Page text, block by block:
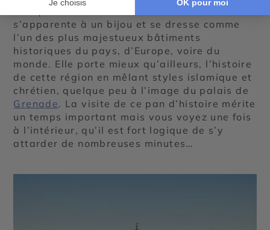
mosquée-cathédrale de la ville tant elle
s’apparente à un bijou et se dresse comme
l’un des plus majestueux bâtiments
historiques du pays, d’Europe, voire du
monde. Elle porte mieux qu’ailleurs, l’histoire
de cette région en mêlant styles islamique et
chrétien, quelque peu à l’image du palais de
Grenade. La visite de ce pan d’histoire mérite
un temps important mais vous voyez une fois
à l’intérieur, qu’il est fort logique de s’y
attarder de nombreuses minutes…